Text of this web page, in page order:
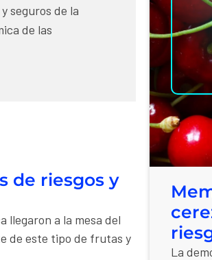
La
seguros de la
de las
de riesgos y
llegaron a la mesa del
de este tipo de frutas y